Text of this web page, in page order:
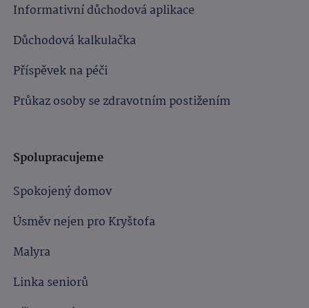
Informativní důchodová aplikace
Důchodová kalkulačka
Příspěvek na péči
Průkaz osoby se zdravotním postižením
Spolupracujeme
Spokojený domov
Úsměv nejen pro Kryštofa
Malyra
Linka seniorů